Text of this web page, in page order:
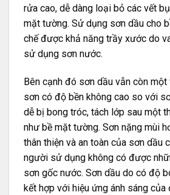
rửa cao, dễ dàng loại bỏ các vết
mặt tường. Sử dụng sơn dầu cho
chế được khả năng trầy xước do
sử dụng sơn nước.
Bên cạnh đó sơn dầu vẫn còn
sơn có độ bền không cao so với
dễ bị bong tróc, tách lớp sau một
như bề mặt tường. Sơn nặng mùi
thân thiện và an toàn của sơn dầu
người sử dụng không có được
sơn gốc nước. Sơn dầu do có độ
kết hợp với hiệu ứng ánh sáng của